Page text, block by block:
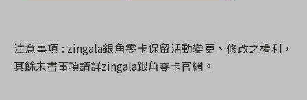
注意事項 : zingala銀角零卡保留活動變更、修改之權利，
其餘未盡事項請詳zingala銀角零卡官網。